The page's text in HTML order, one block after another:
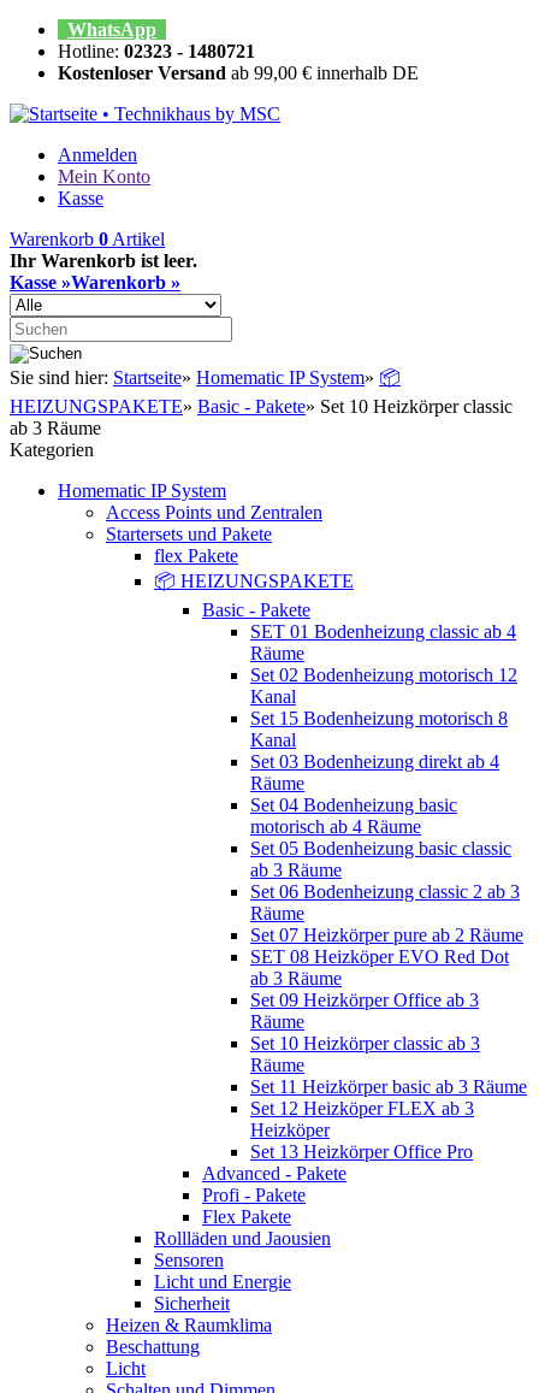
WhatsApp
Hotline: 02323 - 1480721
Kostenloser Versand ab 99,00 € innerhalb DE
Anmelden
Mein Konto
Kasse
Warenkorb 0 Artikel
Ihr Warenkorb ist leer.
Kasse »Warenkorb »
Sie sind hier: Startseite» Homematic IP System» 📦
HEIZUNGSPAKETE» Basic - Pakete» Set 10 Heizkörper classic
ab 3 Räume
Kategorien
Homematic IP System
Access Points und Zentralen
Startersets und Pakete
flex Pakete
📦 HEIZUNGSPAKETE
Basic - Pakete
SET 01 Bodenheizung classic ab 4
Räume
Set 02 Bodenheizung motorisch 12
Kanal
Set 15 Bodenheizung motorisch 8
Kanal
Set 03 Bodenheizung direkt ab 4
Räume
Set 04 Bodenheizung basic
motorisch ab 4 Räume
Set 05 Bodenheizung basic classic
ab 3 Räume
Set 06 Bodenheizung classic 2 ab 3
Räume
Set 07 Heizkörper pure ab 2 Räume
SET 08 Heizköper EVO Red Dot
ab 3 Räume
Set 09 Heizkörper Office ab 3
Räume
Set 10 Heizkörper classic ab 3
Räume
Set 11 Heizkörper basic ab 3 Räume
Set 12 Heizköper FLEX ab 3
Heizköper
Set 13 Heizkörper Office Pro
Advanced - Pakete
Profi - Pakete
Flex Pakete
Rollläden und Jaousien
Sensoren
Licht und Energie
Sicherheit
Heizen & Raumklima
Beschattung
Licht